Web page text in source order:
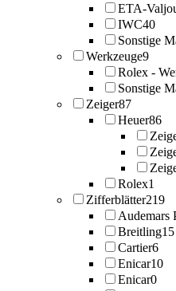
ETA-
IWC40
Sonstige
Werkzeuge9
Rolex -
Sonstige
Zeiger87
Heuer86
Rolex1
Zifferblätter219
Audemars
Breitling15
Cartier6
Enicar10
Enicar0